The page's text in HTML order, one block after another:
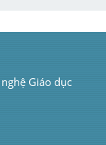
Giáo dục